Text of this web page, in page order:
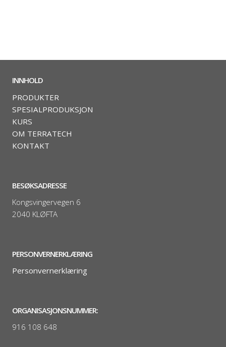
INNHOLD
PRODUKTER
SPESIALPRODUKSJON
KURS
OM TERRATECH
KONTAKT
BESØKSADRESSE
Kongsvingervegen 6
2040 KLØFTA
PERSONVERNERKLÆRING
Personvernerklæring
ORGANISASJONSNUMMER:
916 108 648